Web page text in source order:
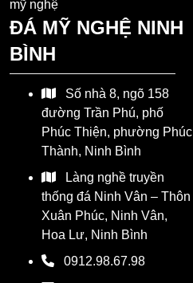
ĐÁ MỸ NGHỆ NINH
BÌNH
Số nhà 8, ngõ 158
đường Trần Phú, phố
Phúc Thiện, phường Phúc
Thành, Ninh Bình
Làng nghề truyền
thống đá Ninh Vân – Thôn
Xuân Phúc, Ninh Vân,
Hoa Lư, Ninh Bình
0912.98.67.98